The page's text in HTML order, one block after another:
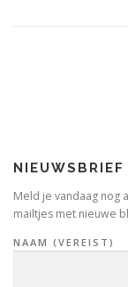
a
v
i
g
NIEUWSBRIEF
Meld je vandaag nog
mailtjes met nieuwe
NAAM (VEREIST)